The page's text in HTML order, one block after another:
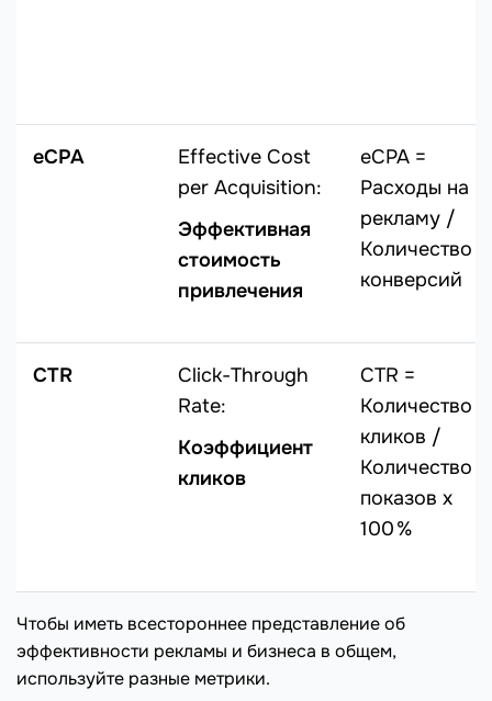
eCPA
Effective Cost
per Acquisition:
Эффективная
стоимость
привлечения
eCPA =
Расходы на
рекламу /
Количество
конверсий
CTR
Click-Through
Rate:
Коэффициент
кликов
CTR =
Количество
кликов /
Количество
показов х
100 %
Чтобы иметь всестороннее представление об
эффективности рекламы и бизнеса в общем,
используйте разные метрики.